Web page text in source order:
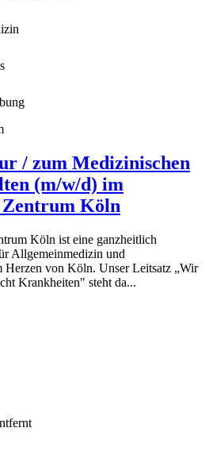
/ zum Medizinischen
(m/w/d) im
Zentrum Köln
Köln ist eine ganzheitlich
Allgemeinmedizin und
Herzen von Köln. Unser Leitsatz „Wir
Krankheiten" steht da...